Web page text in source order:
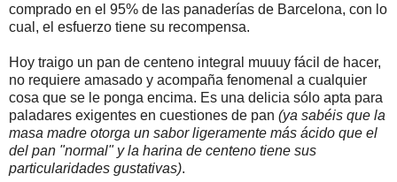
comprado en el 95% de las panaderías de Barcelona, con lo
cual, el esfuerzo tiene su recompensa.
Hoy traigo un pan de centeno integral muuuy fácil de hacer,
no requiere amasado y acompaña fenomenal a cualquier
cosa que se le ponga encima. Es una delicia sólo apta para
paladares exigentes en cuestiones de pan (ya sabéis que la
masa madre otorga un sabor ligeramente más ácido que el
del pan "normal" y la harina de centeno tiene sus
particularidades gustativas).